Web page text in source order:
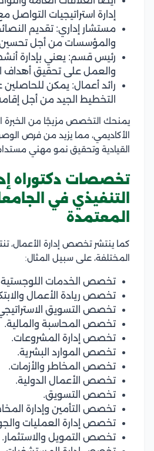
إدارة استراتيجيات التواصل
مستشار إداري: تقديم
والمؤسسات من أجل تحسين
رئيس قسم: يعني بإدارة
والعمل على تحقيق أهداف
رائد أعمال: يمكن للحاصلين
التخطيط الجيد من أجل
يمنحك التخصص مزيجًا من الخبرة
الأكاديمي، مما يزيد من فرص
القيادية وتحقيق نمو مهني
تخصصات دكتوراه
التنفيذي في
المعتمدة
كما ينتشر تخصص إدارة الأعمال،
المختلفة، على سبيل المثال:
تخصص الخدمات اللوجستية
تخصص ريادة الأعمال
تخصص التسويق
تخصص المحاسبة والمالية.
تخصص إدارة المشروعات.
تخصص الموارد البشرية.
تخصص المخاطر والأزمات.
تخصص الأعمال الدولية.
تخصص التسويق.
تخصص التأمين وإدارة
تخصص إدارة العمليات
تخصص التمويل والاستثمار.